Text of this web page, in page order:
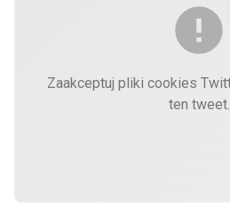
Zaakceptuj pliki cookies
ten tweet.